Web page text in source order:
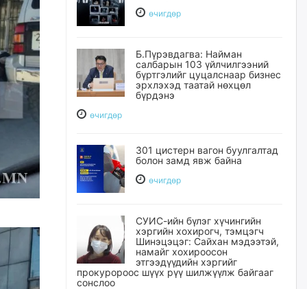
өчигдѳр
Б.Пүрэвдагва: Найман
салбарын 103 үйлчилгээний
бүртгэлийг цуцалснаар бизнес
эрхлэхэд таатай нөхцөл
бүрдэнэ
өчигдѳр
301 цистерн вагон буулгалтад
болон замд явж байна
өчигдѳр
СУИС-ийн бүлэг хүчингийн
хэргийн хохирогч, тэмцэгч
Шинэцэцэг: Сайхан мэдээтэй,
намайг хохироосон
этгээдүүдийн хэргийг
прокуророос шүүх рүү шилжүүлж байгааг
сонслоо